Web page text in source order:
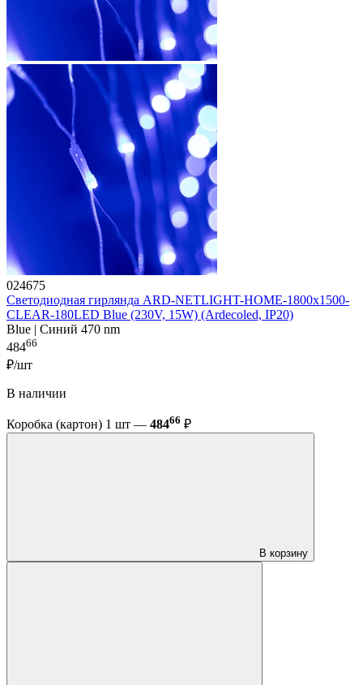
024675
Светодиодная гирлянда ARD-NETLIGHT-HOME-1800x1500-
CLEAR-180LED Blue (230V, 15W) (Ardecoled, IP20)
Blue | Синий 470 nm
48466
₽/шт
В наличии
Коробка (картон) 1 шт — 48466 ₽
В корзину